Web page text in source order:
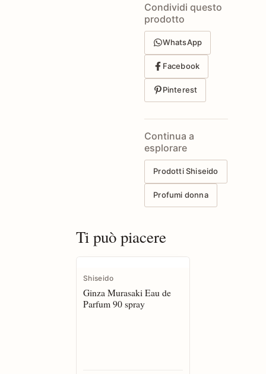
Condividi questo
prodotto
WhatsApp
Facebook
Pinterest
Continua a
esplorare
Prodotti Shiseido
Profumi donna
Ti può piacere
Shiseido
Ginza Murasaki Eau de
Parfum 90 spray